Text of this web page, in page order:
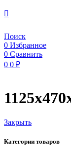
Поиск
0 Избранное
0 Сравнить
0 0 ₽
Закрыть
Категории товаров